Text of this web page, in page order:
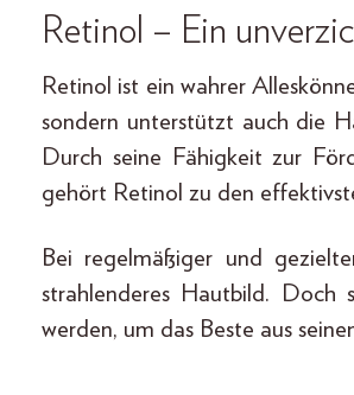
Retinol – Ein
Retinol ist ein wahrer
sondern unterstützt auch die
Durch seine Fähigkeit zur
gehört Retinol zu den
Bei regelmäßiger und
strahlenderes Hautbild.
werden, um das Beste aus